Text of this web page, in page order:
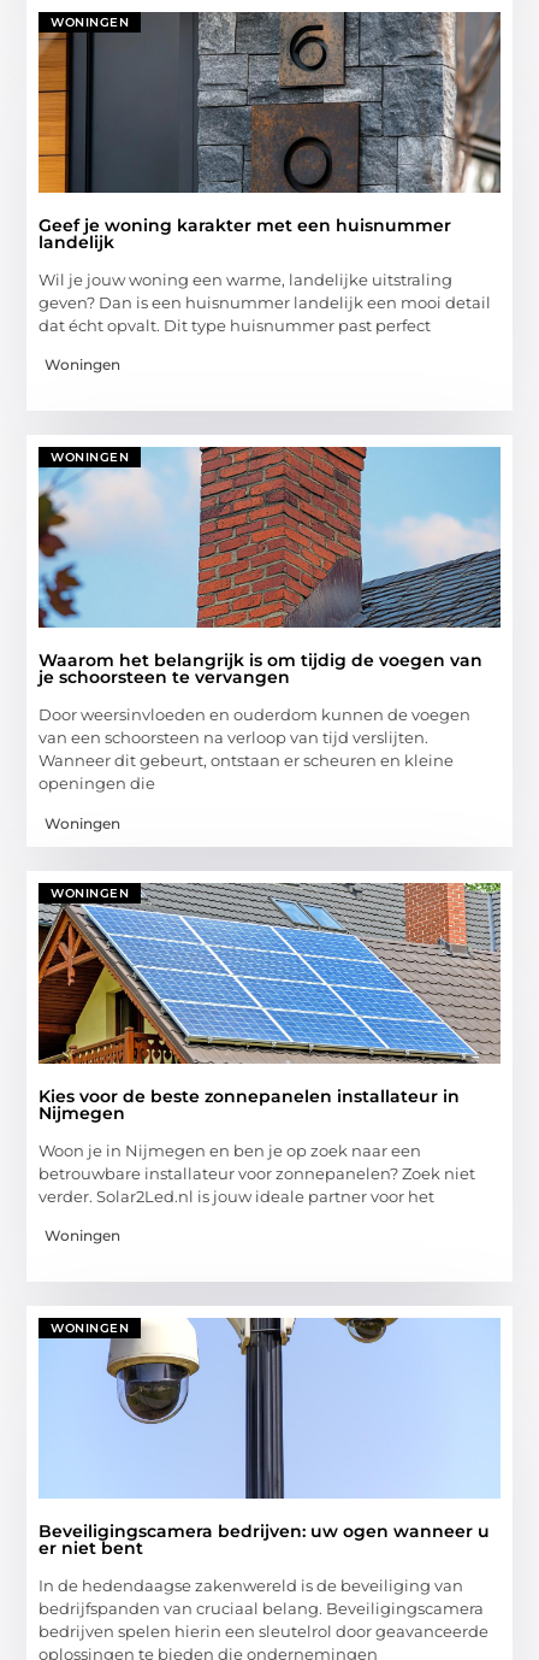
WONINGEN
Geef je woning karakter met een huisnummer
landelijk
Wil je jouw woning een warme, landelijke uitstraling
geven? Dan is een huisnummer landelijk een mooi detail
dat écht opvalt. Dit type huisnummer past perfect
Woningen
WONINGEN
Waarom het belangrijk is om tijdig de voegen van
je schoorsteen te vervangen
Door weersinvloeden en ouderdom kunnen de voegen
van een schoorsteen na verloop van tijd verslijten.
Wanneer dit gebeurt, ontstaan er scheuren en kleine
openingen die
Woningen
WONINGEN
Kies voor de beste zonnepanelen installateur in
Nijmegen
Woon je in Nijmegen en ben je op zoek naar een
betrouwbare installateur voor zonnepanelen? Zoek niet
verder. Solar2Led.nl is jouw ideale partner voor het
Woningen
WONINGEN
Beveiligingscamera bedrijven: uw ogen wanneer u
er niet bent
In de hedendaagse zakenwereld is de beveiliging van
bedrijfspanden van cruciaal belang. Beveiligingscamera
bedrijven spelen hierin een sleutelrol door geavanceerde
oplossingen te bieden die ondernemingen